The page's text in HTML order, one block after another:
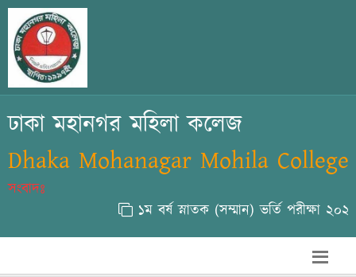
ঢাকা মহানগর মহিলা কলেজ
Dhaka Mohanagar Mohila College
সংবাদঃ
১ম বর্ষ স্নাতক (সম্মান) ভর্তি পরীক্ষা